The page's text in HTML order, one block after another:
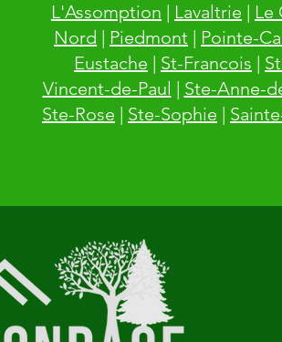
L'Assomption | Lavaltrie | Le
Nord | Piedmont | Pointe-
Eustache | St-Francois |
Vincent-de-Paul | Ste-Anne-
Ste-Rose | Ste-Sophie |